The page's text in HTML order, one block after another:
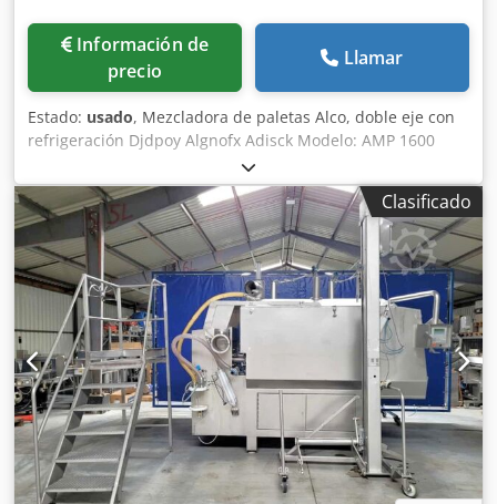
Información de
precio
Llamar
Estado: usado, Mezcladora de paletas Alco, doble eje con
refrigeración Djdpoy Algnofx Adisck Modelo: AMP 1600
Capacidad: 1600 l Potencia: 15 kW Dimensiones: 2800 mm
x 1600 mm x 2100 mm
Clasificado